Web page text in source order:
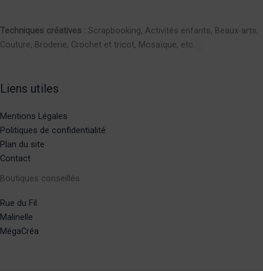
Techniques créatives : Scrapbooking, Activités enfants, Beaux-arts,
Couture, Broderie, Crochet et tricot, Mosaïque, etc.
Liens utiles
Mentions Légales
Politiques de confidentialité
Plan du site
Contact
Boutiques conseillés
Rue du Fil
Malinelle
MégaCréa